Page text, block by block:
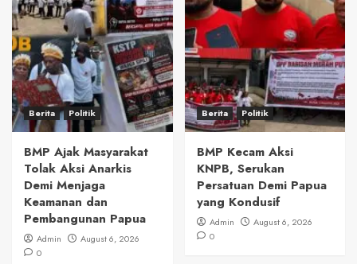
Berita Politik
BMP Ajak Masyarakat
Tolak Aksi Anarkis
Demi Menjaga
Keamanan dan
Pembangunan Papua
Admin
August 6, 2026
0
Berita Politik
BMP Kecam Aksi
KNPB, Serukan
Persatuan Demi Papua
yang Kondusif
Admin
August 6, 2026
0